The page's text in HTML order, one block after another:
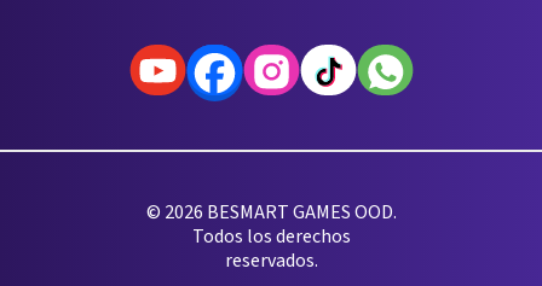
© 2026 BESMART GAMES OOD.
Todos los derechos
reservados.